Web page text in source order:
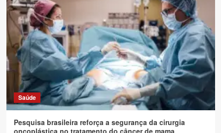
Saúde
Pesquisa brasileira reforça a segurança da cirurgia
oncoplástica no tratamento do câncer de mama